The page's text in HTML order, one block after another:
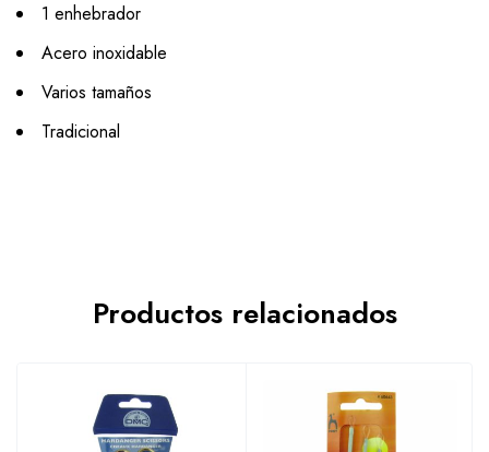
1 enhebrador
Acero inoxidable
Varios tamaños
Tradicional
Productos relacionados